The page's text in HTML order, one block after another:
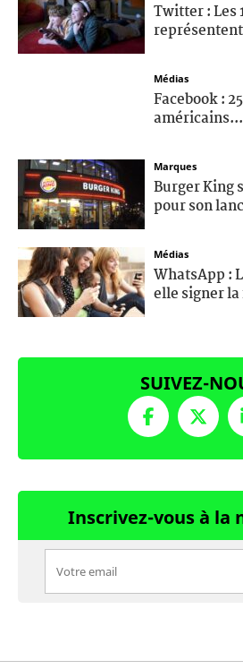
Twitter : Les
représentent
Médias
Facebook :
américains...
Marques
Burger King
pour son
Médias
WhatsApp :
elle signer
SUIVEZ-
Inscrivez-vous à la